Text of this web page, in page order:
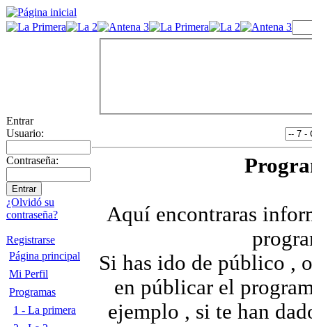
Entrar
Usuario:
Contraseña:
¿Olvidó su
contraseña?
Registrarse
Página principal
Mi Perfil
Programas
1 - La primera
Aquí encontraras
Si has ido de público ,
en públicar el
ejemplo , si te han